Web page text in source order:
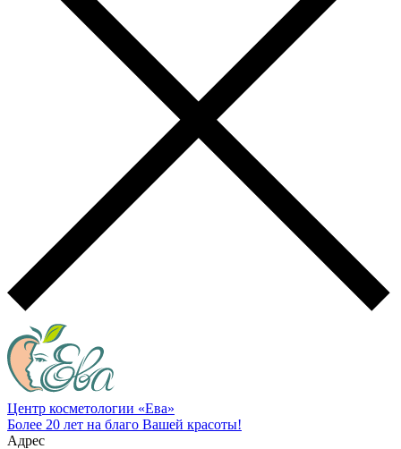
Центр косметологии «Ева»
Более 20 лет на благо Вашей красоты!
Адрес